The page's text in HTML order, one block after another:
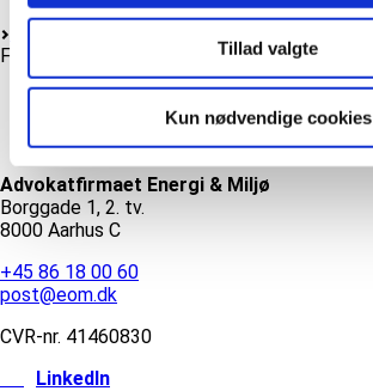
Tillad valgte
Kun nødvendige cookies
Find andre artikler
Uncategorized @da
Arrangement
Advokatfirmaet Energi & Miljø
Borggade 1, 2. tv.
8000 Aarhus C
+45 86 18 00 60
post@eom.dk
CVR-nr. 41460830
LinkedIn